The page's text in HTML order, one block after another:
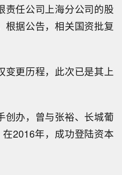
责任公司上海分公司的股
根据公告，相关国资批复
变更历程，此次已是其上
创办，曾与张裕、长城葡
在2016年，成功登陆资本